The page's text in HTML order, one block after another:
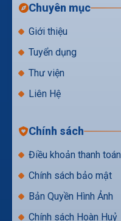
Chuyên mục
Giới thiệu
Tuyển dụng
Thư viện
Liên Hệ
Chính sách
Điều khoản thanh toán
Chính sách bảo mật
Bản Quyền Hình Ảnh
Chính sách Hoàn Huỷ